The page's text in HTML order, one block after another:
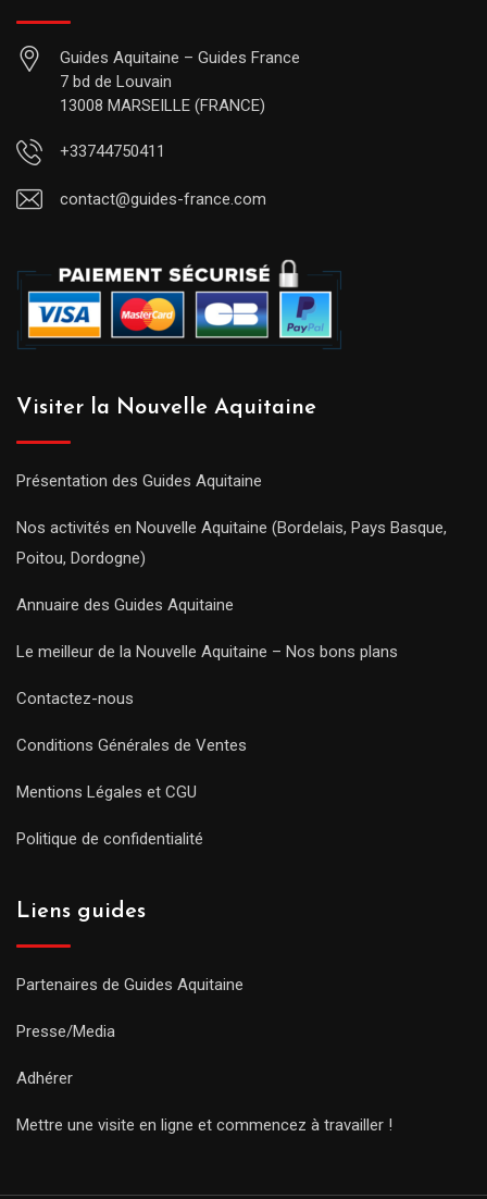
Guides Aquitaine – Guides France
7 bd de Louvain
13008 MARSEILLE (FRANCE)
+33744750411
contact@guides-france.com
Visiter la Nouvelle Aquitaine
Présentation des Guides Aquitaine
Nos activités en Nouvelle Aquitaine (Bordelais, Pays Basque,
Poitou, Dordogne)
Annuaire des Guides Aquitaine
Le meilleur de la Nouvelle Aquitaine – Nos bons plans
Contactez-nous
Conditions Générales de Ventes
Mentions Légales et CGU
Politique de confidentialité
Liens guides
Partenaires de Guides Aquitaine
Presse/Media
Adhérer
Mettre une visite en ligne et commencez à travailler !